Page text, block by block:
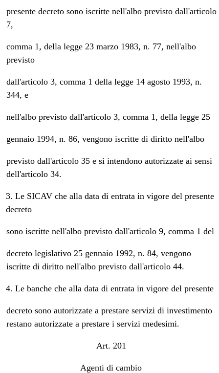
presente decreto sono iscritte nell'albo previsto dall'articolo
7,
comma 1, della legge 23 marzo 1983, n. 77, nell'albo
previsto
dall'articolo 3, comma 1 della legge 14 agosto 1993, n.
344, e
nell'albo previsto dall'articolo 3, comma 1, della legge 25
gennaio 1994, n. 86, vengono iscritte di diritto nell'albo
previsto dall'articolo 35 e si intendono autorizzate ai sensi
dell'articolo 34.
3. Le SICAV che alla data di entrata in vigore del presente
decreto
sono iscritte nell'albo previsto dall'articolo 9, comma 1 del
decreto legislativo 25 gennaio 1992, n. 84, vengono
iscritte di diritto nell'albo previsto dall'articolo 44.
4. Le banche che alla data di entrata in vigore del presente
decreto sono autorizzate a prestare servizi di investimento
restano autorizzate a prestare i servizi medesimi.
Art. 201
Agenti di cambio